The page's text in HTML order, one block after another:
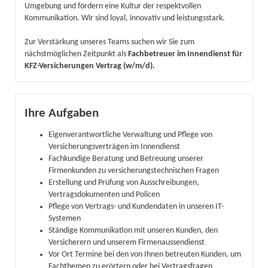
Umgebung und fördern eine Kultur der respektvollen
Kommunikation. Wir sind loyal, innovativ und leistungsstark.
Zur Verstärkung unseres Teams suchen wir Sie zum
nächstmöglichen Zeitpunkt als Fachbetreuer im Innendienst für
KFZ-Versicherungen Vertrag (w/m/d).
Ihre Aufgaben
Eigenverantwortliche Verwaltung und Pflege von
Versicherungsverträgen im Innendienst
Fachkundige Beratung und Betreuung unserer
Firmenkunden zu versicherungstechnischen Fragen
Erstellung und Prüfung von Ausschreibungen,
Vertragsdokumenten und Policen
Pflege von Vertrags- und Kundendaten in unseren IT-
Systemen
Ständige Kommunikation mit unseren Kunden, den
Versicherern und unserem Firmenaussendienst
Vor Ort Termine bei den von Ihnen betreuten Kunden, um